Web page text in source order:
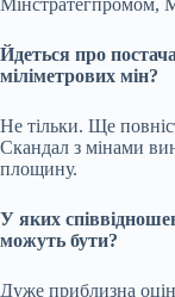
Мінстратегпромом,
Йдеться про
міліметрових мін?
Не тільки. Ще
Скандал з мінами
площину.
У яких
можуть бути?
Дуже приблизна